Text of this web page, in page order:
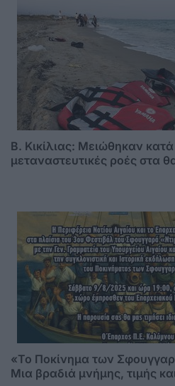
B. Κικίλιας: Μειώθηκαν
μεταναστευτικές ροές στα
«Το Ποκίνημα των
Μια βραδιά μνήμης, τιμής